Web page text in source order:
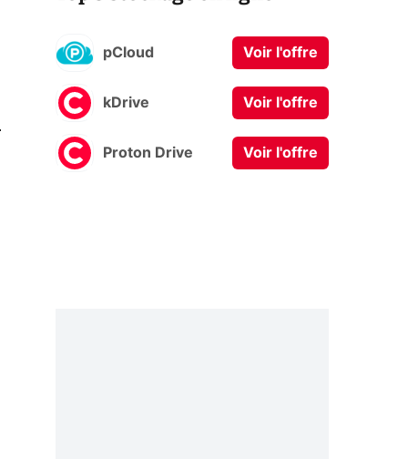
pCloud Voir l'offre
kDrive Voir l'offre
Proton Drive Voir l'offre